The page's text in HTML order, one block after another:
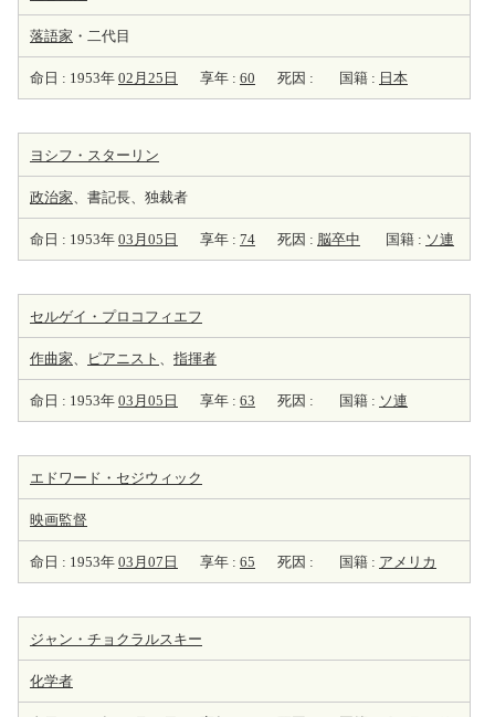
落語家 ・二代目
命日 : 1953年 02月25日 享年 : 60 死因 : 国籍 : 日本
ヨシフ・スターリン
政治家、書記長、独裁者
命日 : 1953年 03月05日 享年 : 74 死因 : 脳卒中 国籍 : ソ連
セルゲイ・プロコフィエフ
作曲家、 ピアニスト 、 指揮者
命日 : 1953年 03月05日 享年 : 63 死因 : 国籍 : ソ連
エドワード・セジウィック
映画監督
命日 : 1953年 03月07日 享年 : 65 死因 : 国籍 : アメリカ
ジャン・チョクラルスキー
化学者